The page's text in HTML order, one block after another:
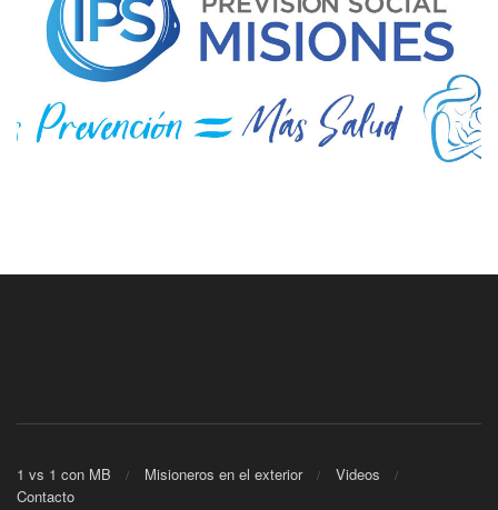
1 vs 1 con MB Misioneros en el exterior
Videos
Contacto